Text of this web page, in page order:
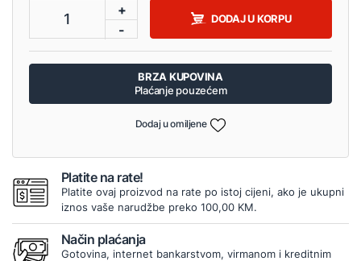
1
+
-
DODAJ U KORPU
BRZA KUPOVINA
Plaćanje pouzećem
Dodaj u omiljene
Platite na rate!
Platite ovaj proizvod na rate po istoj cijeni, ako je ukupni
iznos vaše narudžbe preko 100,00 KM.
Način plaćanja
Gotovina, internet bankarstvom, virmanom i kreditnim